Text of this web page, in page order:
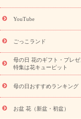
(トルコキキョウ)
9
ら探す
お祝いの花特
念日
結婚祝い 出産
寿祝い
プチギフト
供え・お悔やみ商品一覧
お供え プリザーブドフ
YouTube
ごっこランド
母の日 花のギフト・プレゼ
特集は花キューピット
母の日おすすめランキング
お盆 花（新盆・初盆）